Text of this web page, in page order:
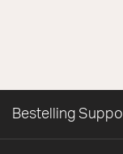
Bestelling